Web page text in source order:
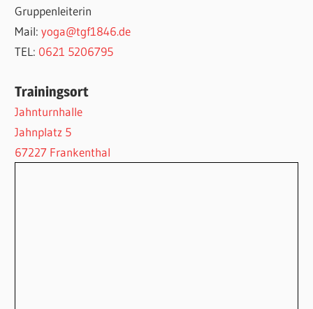
Gruppenleiterin
Mail:yoga@tgf1846.de
TEL: 0621 5206795
Trainingsort
Jahnturnhalle
Jahnplatz 5
67227 Frankenthal